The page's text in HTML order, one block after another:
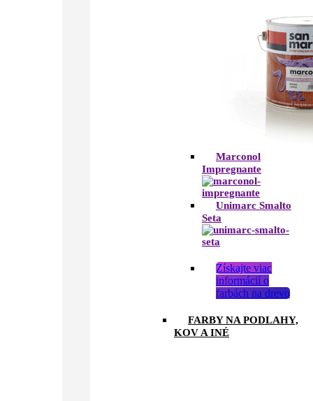
Marconol
Impregnante
Unimarc Smalto
Seta
Získajte viac
informácií o
farbách na drevo
FARBY NA PODLAHY,
KOV A INÉ